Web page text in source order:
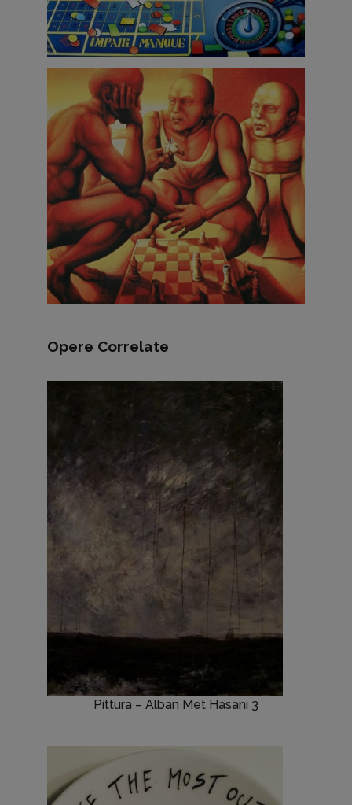
Opere Correlate
Pittura – Alban Met Hasani 3